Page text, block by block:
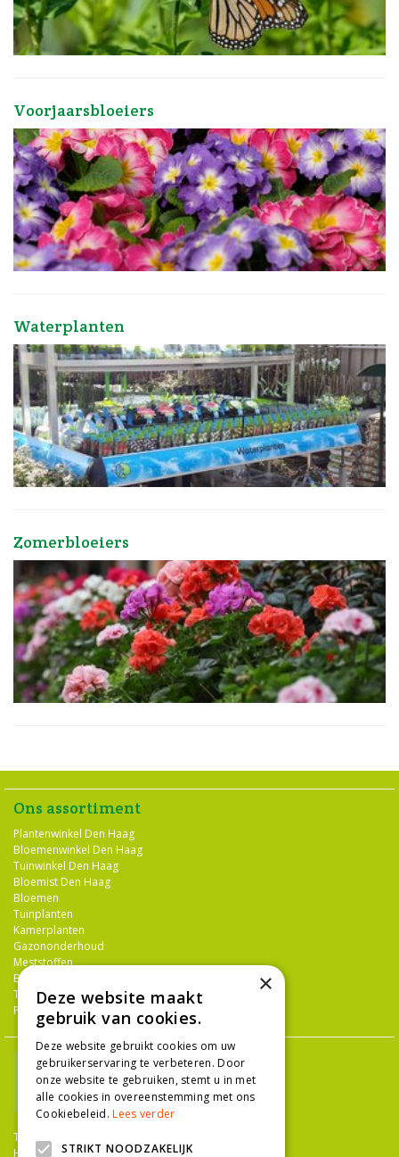
Voorjaarsbloeiers
Waterplanten
Zomerbloeiers
Ons assortiment
Plantenwinkel Den Haag
Bloemenwinkel Den Haag
Tuinwinkel Den Haag
Bloemist Den Haag
Bloemen
Tuinplanten
Kamerplanten
Gazononderhoud
Meststoffen
Bestrijdingsmiddelen
Tuingereedschap
Potterie
TUINCENTRUM NIEUW-HANENBURG
Hanenburglaan 266
×
Deze website maakt
gebruik van cookies.
Deze website gebruikt cookies om uw
gebruikerservaring te verbeteren. Door
onze website te gebruiken, stemt u in met
alle cookies in overeenstemming met ons
Cookiebeleid.Lees verder
STRIKT NOODZAKELIJK